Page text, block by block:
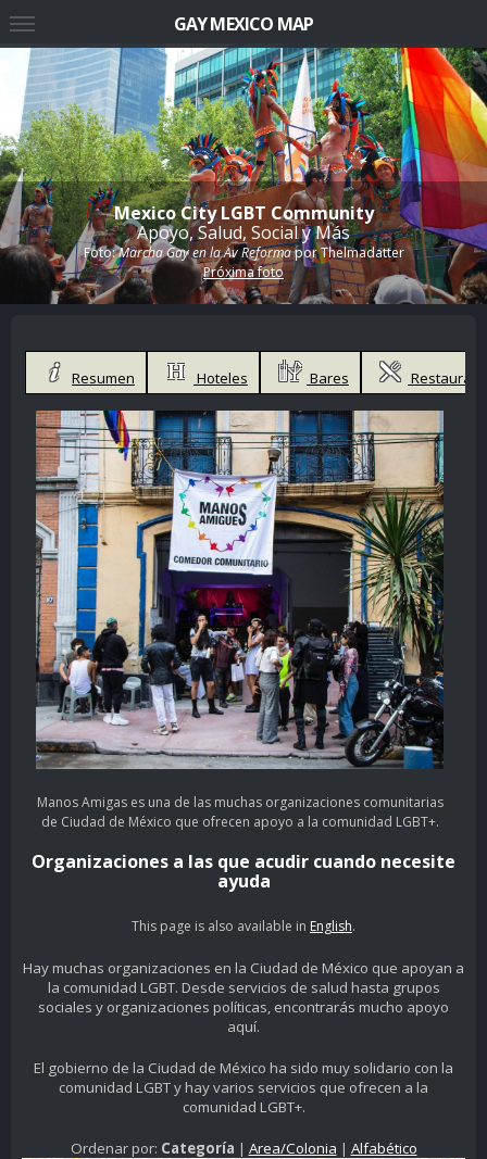
Mexico City LGBT Community
Apoyo, Salud, Social y Más
Foto:Marcha Gay en la Av ReformaporThelmadatter
Próxima foto
Resumen Hoteles Bares
Manos Amigas es una de las muchas organizaciones comunitarias
de Ciudad de México que ofrecen apoyo a la comunidad LGBT+.
Organizaciones a las que acudir cuando necesite
ayuda
This page is also available in English.
Hay muchas organizaciones en la Ciudad de México que apoyan a
la comunidad LGBT. Desde servicios de salud hasta grupos
sociales y organizaciones políticas, encontrarás mucho apoyo
aquí.
El gobierno de la Ciudad de México ha sido muy solidario con la
comunidad LGBT y hay varios servicios que ofrecen a la
comunidad LGBT+.
Ordenar por: Categoría | Area/Colonia | Alfabético
GAY MEXICO MAP